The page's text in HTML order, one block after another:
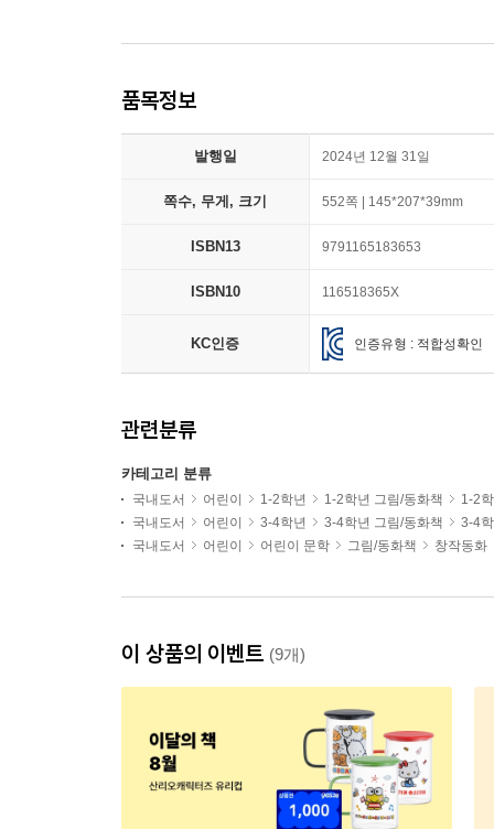
품목정보
발행일 2024년 12월 31일
쪽수, 무게, 크기 552쪽 | 145*207*39mm
ISBN13 9791165183653
ISBN10 116518365X
KC인증 인증유형 : 적합성확인
관련분류
카테고리 분류
국내도서 어린이 1-2학년 1-2학년 그림/동화책
1-2
국내도서
어린이 3-4학년 3-4학년 그림/동화책
3-4
국내도서
어린이 어린이 문학 그림/동화책 창작동화
이 상품의 이벤트 (9개)